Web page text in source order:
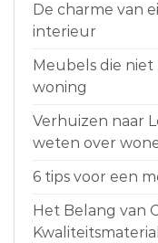
De charme van
interieur
Meubels die
woning
Verhuizen naar
weten over
6 tips voor een
Het Belang van